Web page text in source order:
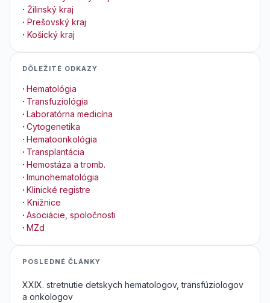
· Žilinský kraj
· Prešovský kraj
· Košický kraj
DÔLEŽITÉ ODKAZY
· Hematológia
· Transfuziológia
· Laboratórna medicína
· Cytogenetika
· Hematoonkológia
· Transplantácia
· Hemostáza a tromb.
· Imunohematológia
· Klinické registre
· Knižnice
· Asociácie, spoločnosti
· MZd
POSLEDNÉ ČLÁNKY
XXIX. stretnutie detskych hematologov, transfúziologov
a onkologov